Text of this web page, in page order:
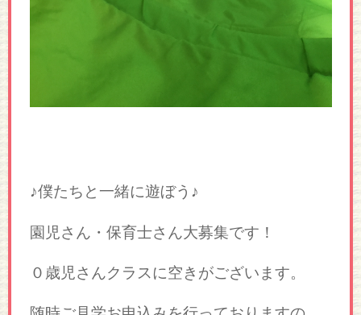
♪僕たちと一緒に遊ぼう♪
園児さん・保育士さん大募集です！
０歳児さんクラスに空きがございます。